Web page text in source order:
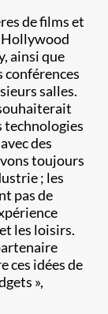
de films et
ainsi que
conférences
salles.
technologies
des
toujours
; les
pas de
les loisirs.
ces idées de
»,